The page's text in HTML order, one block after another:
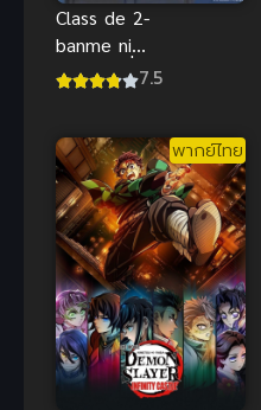
Class de 2-
banme ni
Kawaii เพื่อน
อันดับสองของ
ห้อง (ซับไทย)
7.5
พากย์ไทย